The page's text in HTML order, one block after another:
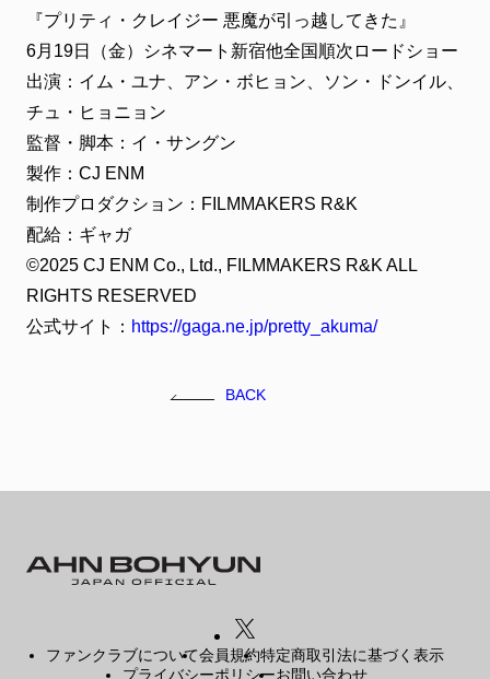
『プリティ・クレイジー 悪魔が引っ越してきた』
6月19日（金）シネマート新宿他全国順次ロードショー
出演：イム・ユナ、アン・ボヒョン、ソン・ドンイル、
チュ・ヒョニョン
監督・脚本：イ・サングン
製作：CJ ENM
制作プロダクション：FILMMAKERS R&K
配給：ギャガ
©2025 CJ ENM Co., Ltd., FILMMAKERS R&K ALL
RIGHTS RESERVED
公式サイト： https://gaga.ne.jp/pretty_akuma/
BACK
ファンクラブについて会員規約特定商取引法に基づく表示
プライバシーポリシーお問い合わせ